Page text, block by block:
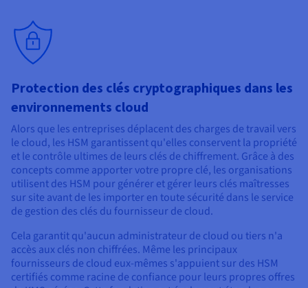
Protection des clés cryptographiques dans les
environnements cloud
Alors que les entreprises déplacent des charges de travail vers
le cloud, les HSM garantissent qu'elles conservent la propriété
et le contrôle ultimes de leurs clés de chiffrement. Grâce à des
concepts comme apporter votre propre clé, les organisations
utilisent des HSM pour générer et gérer leurs clés maîtresses
sur site avant de les importer en toute sécurité dans le service
de gestion des clés du fournisseur de cloud.
Cela garantit qu'aucun administrateur de cloud ou tiers n'a
accès aux clés non chiffrées. Même les principaux
fournisseurs de cloud eux-mêmes s'appuient sur des HSM
certifiés comme racine de confiance pour leurs propres offres